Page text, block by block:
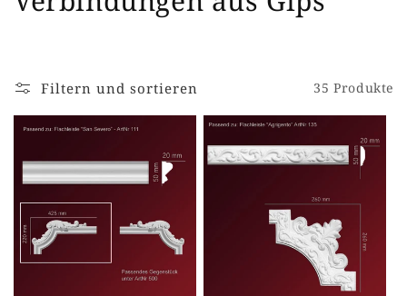
Filtern und sortieren 35 Produkte